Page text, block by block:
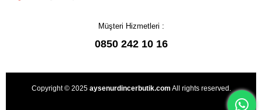
Müşteri Hizmetleri :
0850 242 10 16
Copyright © 2025 aysenurdincerbutik.com All rights reserved.